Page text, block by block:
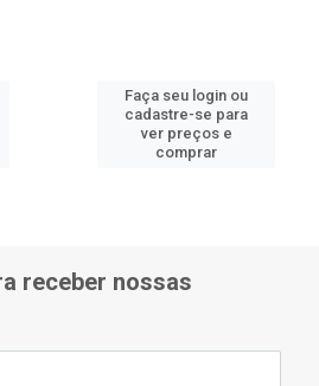
Faça seu login ou
cadastre-se para
ver preços e
comprar
receber nossas